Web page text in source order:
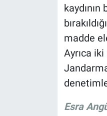
madde
Ayrıca
Esra